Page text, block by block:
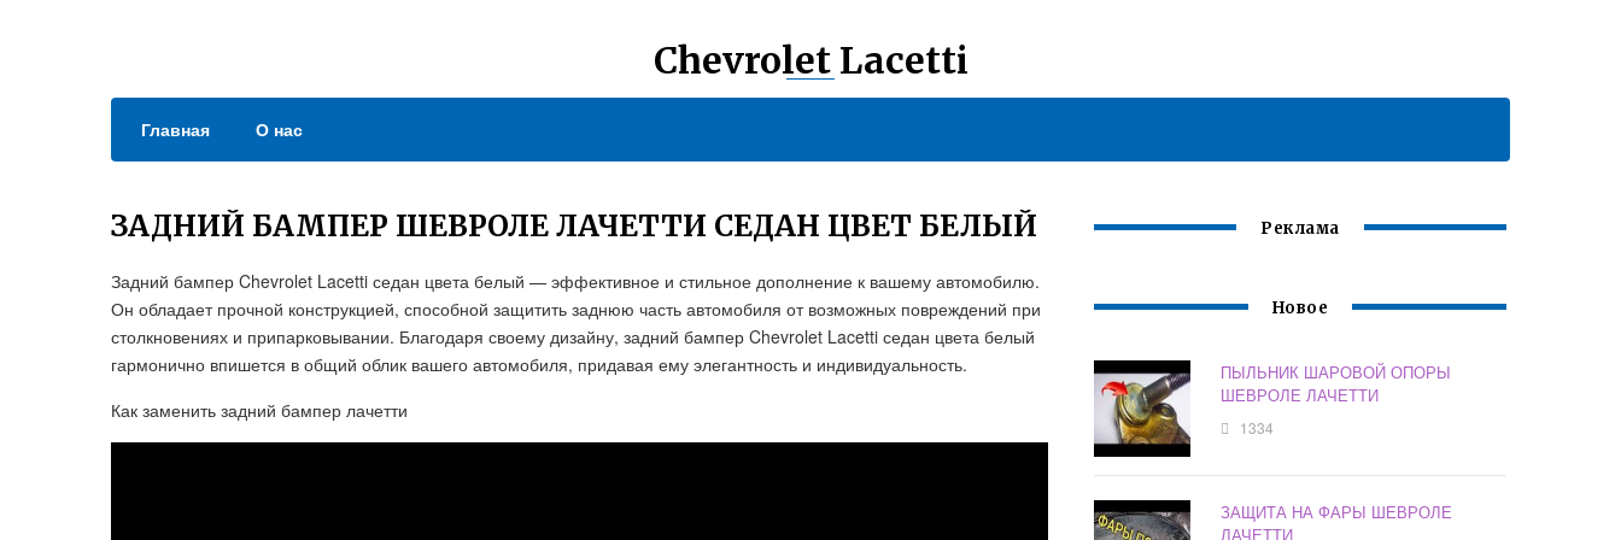
Chevrolet Lacetti
Главная О нас
ЗАДНИЙ БАМПЕР ШЕВРОЛЕ ЛАЧЕТТИ СЕДАН ЦВЕТ БЕЛЫЙ
Задний бампер Chevrolet Lacetti седан цвета белый — эффективное и стильное дополнение к вашему автомобилю.
Он обладает прочной конструкцией, способной защитить заднюю часть автомобиля от возможных повреждений при
столкновениях и припарковывании. Благодаря своему дизайну, задний бампер Chevrolet Lacetti седан цвета белый
гармонично впишется в общий облик вашего автомобиля, придавая ему элегантность и индивидуальность.
Как заменить задний бампер лачетти
Реклама
Новое
ПЫЛЬНИК ШАРОВОЙ ОПОРЫ
ШЕВРОЛЕ ЛАЧЕТТИ
1334
ЗАЩИТА НА ФАРЫ ШЕВРОЛЕ
ЛАЧЕТТИ